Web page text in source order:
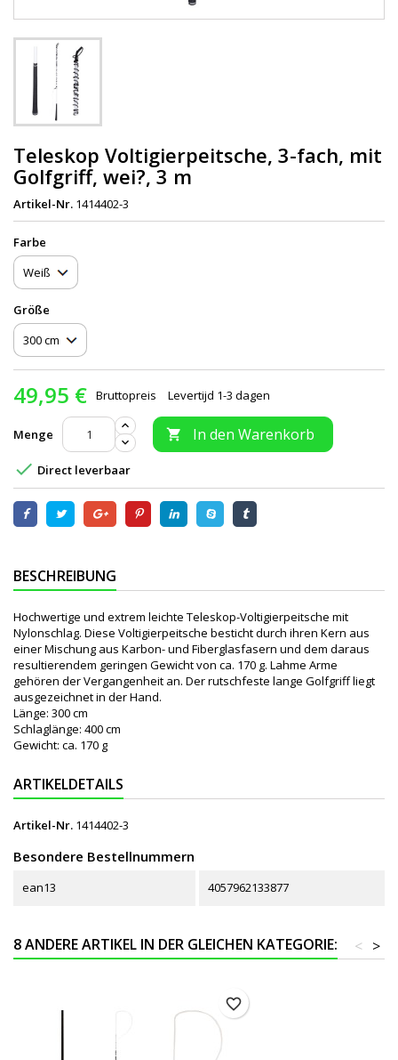
Teleskop Voltigierpeitsche, 3-fach, mit
Golfgriff, wei?, 3 m
Artikel-Nr. 1414402-3
Farbe
Größe
49,95 € Bruttopreis Levertijd 1-3 dagen
Menge  In den Warenkorb
 Direct leverbaar
BESCHREIBUNG
Hochwertige und extrem leichte Teleskop-Voltigierpeitsche mit
Nylonschlag. Diese Voltigierpeitsche besticht durch ihren Kern aus
einer Mischung aus Karbon- und Fiberglasfasern und dem daraus
resultierendem geringen Gewicht von ca. 170 g. Lahme Arme
gehören der Vergangenheit an. Der rutschfeste lange Golfgriff liegt
ausgezeichnet in der Hand.
Länge: 300 cm
Schlaglänge: 400 cm
Gewicht: ca. 170 g
ARTIKELDETAILS
Artikel-Nr. 1414402-3
Besondere Bestellnummern
ean13 4057962133877
8 ANDERE ARTIKEL IN DER GLEICHEN KATEGORIE: >
<
favorite_border